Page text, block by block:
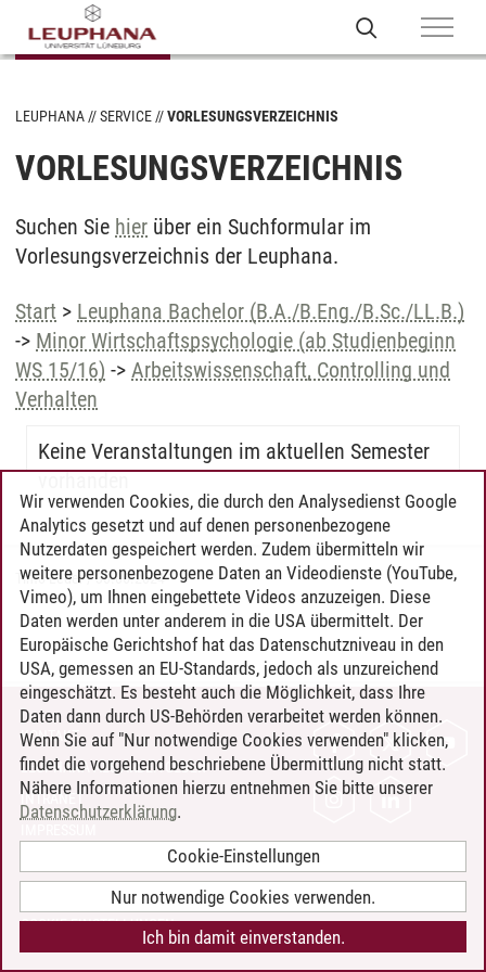
LEUPHANA SERVICE VORLESUNGSVERZEICHNIS
VORLESUNGSVERZEICHNIS
Suchen Sie hier über ein Suchformular im
Vorlesungsverzeichnis der Leuphana.
Start > Leuphana Bachelor (B.A./B.Eng./B.Sc./LL.B.)
-> Minor Wirtschaftspsychologie (ab Studienbeginn
WS 15/16) -> Arbeitswissenschaft, Controlling und
Verhalten
Keine Veranstaltungen im aktuellen Semester
vorhanden
Timo Leder/30.06.2024
KONTAKT
LEUPHANA ALS ARBEITGEBER
INTRANET
BARRIEREFREIHEIT
COOKIE-EINSTELLUNGEN
Wir verwenden Cookies, die durch den Analysedienst Google
Analytics gesetzt und auf denen personenbezogene
Nutzerdaten gespeichert werden. Zudem übermitteln wir
weitere personenbezogene Daten an Videodienste (YouTube,
Vimeo), um Ihnen eingebettete Videos anzuzeigen. Diese
Daten werden unter anderem in die USA übermittelt. Der
Europäische Gerichtshof hat das Datenschutzniveau in den
USA, gemessen an EU-Standards, jedoch als unzureichend
eingeschätzt. Es besteht auch die Möglichkeit, dass Ihre
Daten dann durch US-Behörden verarbeitet werden können.
Wenn Sie auf "Nur notwendige Cookies verwenden" klicken,
findet die vorgehend beschriebene Übermittlung nicht statt.
Nähere Informationen hierzu entnehmen Sie bitte unserer
Datenschutzerklärung.
Cookie-Einstellungen
Nur notwendige Cookies verwenden.
Ich bin damit einverstanden.